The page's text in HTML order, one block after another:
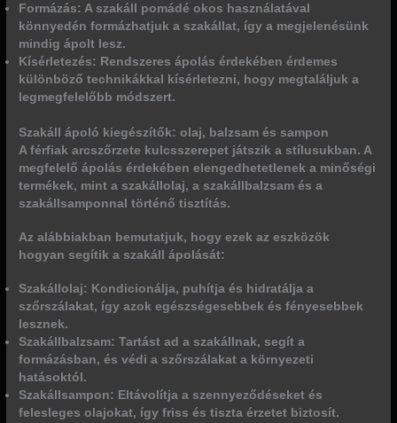
Formázás: A szakáll pomádé okos használatával
könnyedén formázhatjuk a szakállat, így a megjelenésünk
mindig ápolt lesz.
Kísérletezés: Rendszeres ápolás érdekében érdemes
különböző technikákkal kísérletezni, hogy megtaláljuk a
legmegfelelőbb módszert.
Szakáll ápoló kiegészítők: olaj, balzsam és sampon
A férfiak arcszőrzete kulcsszerepet játszik a stílusukban. A
megfelelő ápolás érdekében elengedhetetlenek a minőségi
termékek, mint a szakállolaj, a szakállbalzsam és a
szakállsamponnal történő tisztítás.
Az alábbiakban bemutatjuk, hogy ezek az eszközök
hogyan segítik a szakáll ápolását:
Szakállolaj: Kondicionálja, puhítja és hidratálja a
szőrszálakat, így azok egészségesebbek és fényesebbek
lesznek.
Szakállbalzsam: Tartást ad a szakállnak, segít a
formázásban, és védi a szőrszálakat a környezeti
hatásoktól.
Szakállsampon: Eltávolítja a szennyeződéseket és
felesleges olajokat, így friss és tiszta érzetet biztosít.